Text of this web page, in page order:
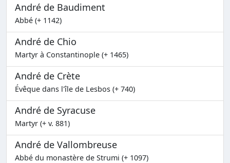
André de Baudiment
Abbé (+ 1142)
André de Chio
Martyr à Constantinople (+ 1465)
André de Crète
Évêque dans l'île de Lesbos (+ 740)
André de Syracuse
Martyr (+ v. 881)
André de Vallombreuse
Abbé du monastère de Strumi (+ 1097)